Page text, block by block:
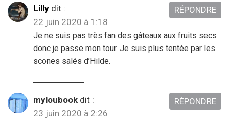
Lilly dit :
22 juin 2020 à 1:18
Je ne suis pas très fan des gâteaux aux fruits secs
donc je passe mon tour. Je suis plus tentée par les
scones salés d’Hilde.
RÉPONDRE
myloubook dit :
23 juin 2020 à 2:26
RÉPONDRE